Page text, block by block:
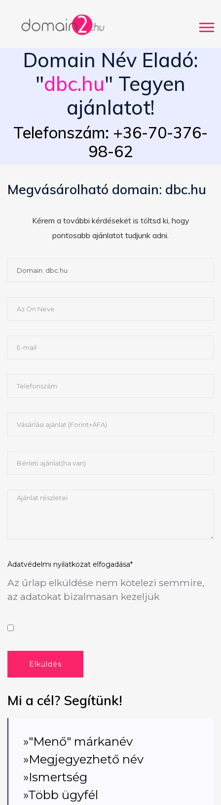
Domain Név Eladó:
"dbc.hu" Tegyen
ajánlatot!
Telefonszám: +36-70-376-
98-62
Megvásárolható domain: dbc.hu
Kérem a további kérdéseket is töltsd ki, hogy
pontosabb ajánlatot tudjunk adni.
Adatvédelmi nyilatkozat elfogadása*
Az űrlap elküldése nem kötelezi semmire,
az adatokat bizalmasan kezeljük
Elküldés
Mi a cél? Segítünk!
»"Menő" márkanév
»Megjegyezhető név
»Ismertség
»Több ügyfél